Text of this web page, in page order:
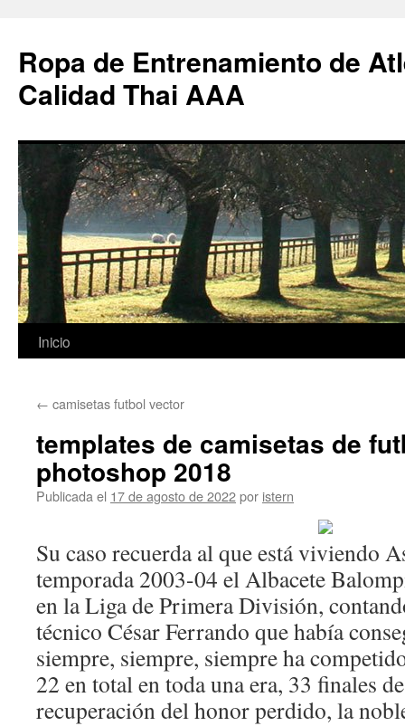
Ropa de Entrenamiento de
Calidad Thai AAA
Saltar
contenido
Inicio
← camisetas futbol vector
templates de camisetas de
photoshop 2018
Publicada el 17 de agosto de 2022por istern
Su caso recuerda al que está viviendo
temporada 2003-04 el Albacete
en la Liga de Primera División,
técnico César Ferrando que había
siempre, siempre, siempre ha
22 en total en toda una era, 33 finales
recuperación del honor perdido, la